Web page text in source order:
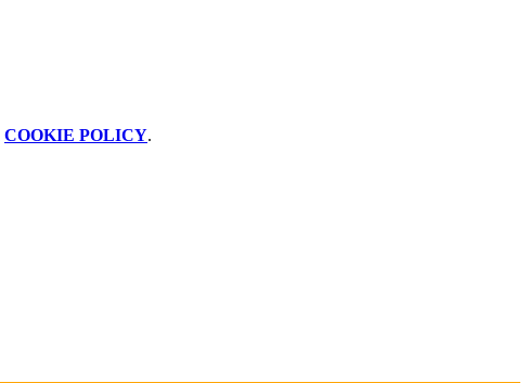
COOKIE POLICY.